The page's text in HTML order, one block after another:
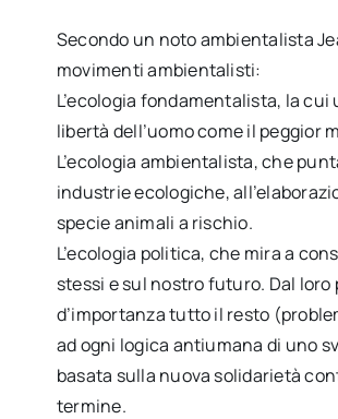
Secondo un noto ambientalista
movimenti ambientalisti:
L’ecologia fondamentalista, la
libertà dell’uomo come il peggior
L’ecologia ambientalista, che
industrie ecologiche,
specie animali a rischio.
L’ecologia politica, che mira a
stessi e sul nostro futuro. Dal
d’importanza tutto il resto
ad ogni logica antiumana di uno
basata sulla nuova solidarietà
termine.